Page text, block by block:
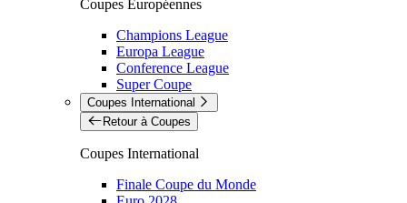
Coupes Européennes
Champions League
Europa League
Conference League
Super Coupe
Coupes International
Retour à Coupes
Coupes International
Finale Coupe du Monde